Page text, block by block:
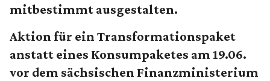
mitbestimmt ausgestalten.
Aktion für ein Transformationspaket
anstatt eines Konsumpaketes am 19.06.
vor dem sächsischen Finanzministerium